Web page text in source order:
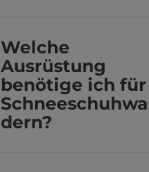
Welche
Ausrüstung
benötige ich für
dern?